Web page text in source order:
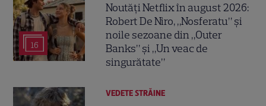
16
Noutăți Netflix în august 2026:
Robert De Niro, „Nosferatu” și
noile sezoane din „Outer
Banks” și „Un veac de
singurătate”
VEDETE STRĂINE